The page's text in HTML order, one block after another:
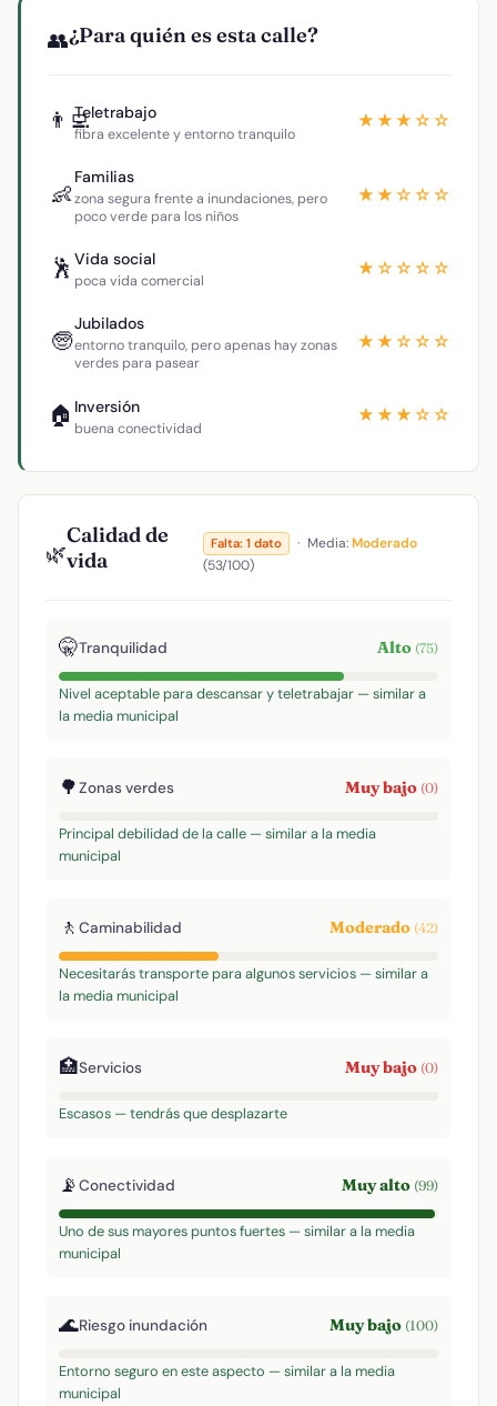
👥¿Para quién es esta calle?
👨‍💻Teletrabajo
fibra excelente y entorno tranquilo
★★★☆☆
👶
Familias
zona segura frente a inundaciones, pero
poco verde para los niños
★★☆☆☆
🕺 Vida social
poca vida comercial
★☆☆☆☆
🧓
Jubilados
entorno tranquilo, pero apenas hay zonas
verdes para pasear
★★☆☆☆
🏠 Inversión
buena conectividad
★★★☆☆
🌿
Calidad de
vida
Falta: 1 dato · Media:Moderado
(53/100)
🤫Tranquilidad Alto (75)
Nivel aceptable para descansar y teletrabajar — similar a
la media municipal
🌳Zonas verdes Muy bajo (0)
Principal debilidad de la calle — similar a la media
municipal
🚶 Caminabilidad Moderado (42)
Necesitarás transporte para algunos servicios — similar a
la media municipal
🏥Servicios Muy bajo (0)
Escasos — tendrás que desplazarte
📡Conectividad Muy alto (99)
Uno de sus mayores puntos fuertes — similar a la media
municipal
🌊Riesgo inundación Muy bajo (100)
Entorno seguro en este aspecto — similar a la media
municipal